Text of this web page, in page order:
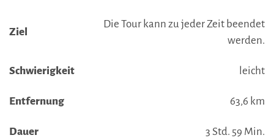
Ziel
Die Tour kann zu jeder Zeit beendet
werden.
Schwierigkeit leicht
Entfernung 63,6 km
Dauer 3 Std. 59 Min.